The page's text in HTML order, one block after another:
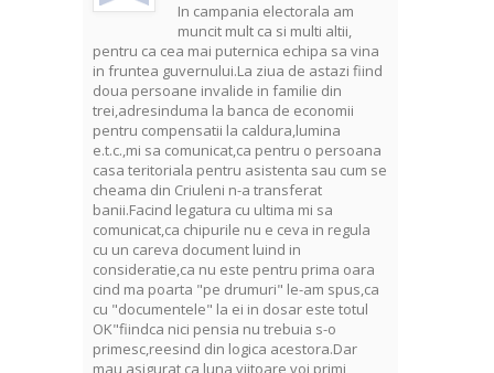
In campania electorala am
muncit mult ca si multi altii,
pentru ca cea mai puternica echipa sa vina
in fruntea guvernului.La ziua de astazi fiind
doua persoane invalide in familie din
trei,adresinduma la banca de economii
pentru compensatii la caldura,lumina
e.t.c.,mi sa comunicat,ca pentru o persoana
casa teritoriala pentru asistenta sau cum se
cheama din Criuleni n-a transferat
banii.Facind legatura cu ultima mi sa
comunicat,ca chipurile nu e ceva in regula
cu un careva document luind in
consideratie,ca nu este pentru prima oara
cind ma poarta "pe drumuri" le-am spus,ca
cu "documentele" la ei in dosar este totul
OK"fiindca nici pensia nu trebuia s-o
primesc,reesind din logica acestora.Dar
mau asigurat,ca luna viitoare voi primi